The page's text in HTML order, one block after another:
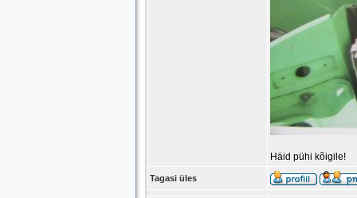
Häid pühi kõigile!
Tagasi üles